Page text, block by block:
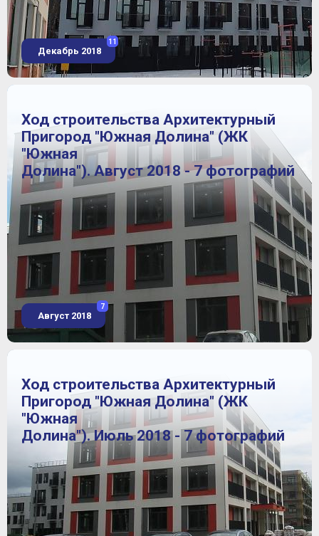
Декабрь 2018
11
Ход строительства Архитектурный
Пригород "Южная Долина" (ЖК
"Южная
Долина"). Август 2018 - 7 фотографий
Август 2018
7
Ход строительства Архитектурный
Пригород "Южная Долина" (ЖК
"Южная
Долина"). Июль 2018 - 7 фотографий